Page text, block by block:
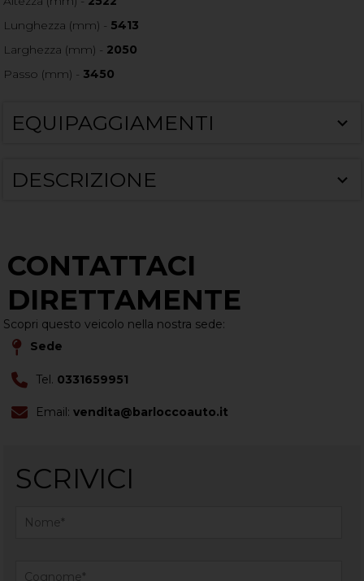
Lunghezza (mm) - 5413
Larghezza (mm) - 2050
Passo (mm) - 3450
EQUIPAGGIAMENTI
DESCRIZIONE
CONTATTACI
DIRETTAMENTE
Scopri questo veicolo nella nostra sede:
Sede
Tel. 0331659951
Email: vendita@barloccoauto.it
SCRIVICI